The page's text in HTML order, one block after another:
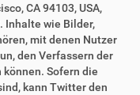
CA 94103, USA,
Inhalte wie Bilder,
mit denen Nutzer
den Verfassern der
Sofern die
kann Twitter den